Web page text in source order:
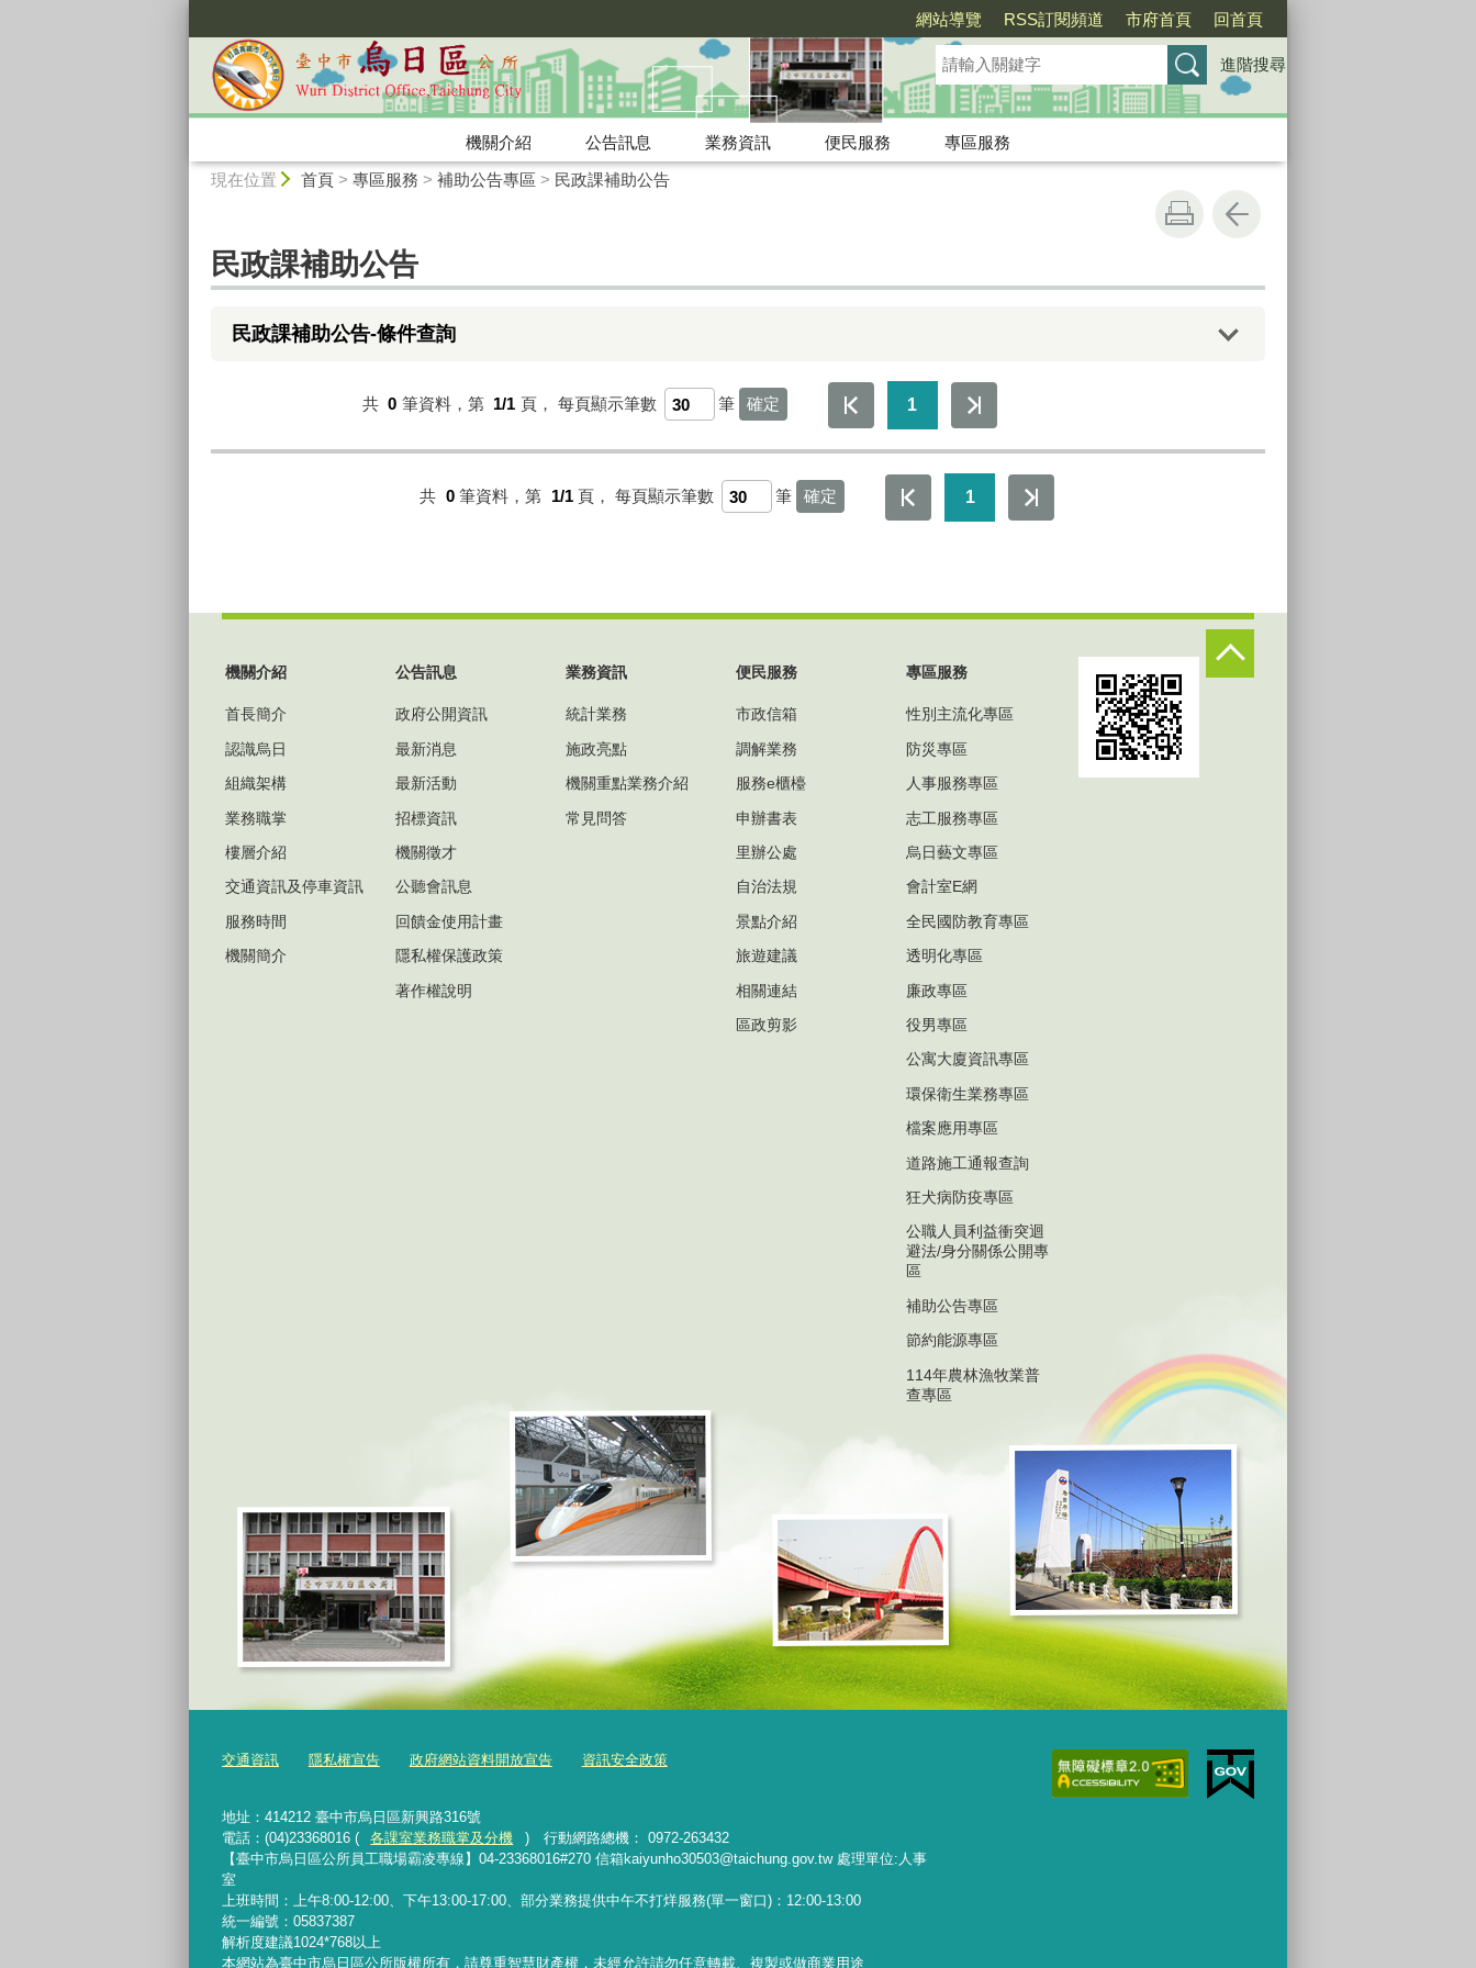
網站導覽 RSS訂閱頻道 市府首頁 回首頁
進階搜尋
機關介紹 公告訊息 業務資訊 便民服務
專區服務
現在位置 首頁> 專區服務 > 補助公告專區 > 民政課補助公告
民政課補助公告
民政課補助公告-條件查詢
共 0 筆資料，第 1/1 頁， 每頁顯示筆數 筆 1
共 0 筆資料，第 1/1 頁， 每頁顯示筆數 筆 1
機關介紹
首長簡介
認識烏日
組織架構
業務職掌
樓層介紹
交通資訊及停車資訊
服務時間
機關簡介
公告訊息
政府公開資訊
最新消息
最新活動
招標資訊
機關徵才
公聽會訊息
回饋金使用計畫
隱私權保護政策
著作權說明
業務資訊
統計業務
施政亮點
機關重點業務介紹
常見問答
便民服務
市政信箱
調解業務
服務e櫃檯
申辦書表
里辦公處
自治法規
景點介紹
旅遊建議
相關連結
區政剪影
專區服務
性別主流化專區
防災專區
人事服務專區
志工服務專區
烏日藝文專區
會計室E網
全民國防教育專區
透明化專區
廉政專區
役男專區
公寓大廈資訊專區
環保衛生業務專區
檔案應用專區
道路施工通報查詢
狂犬病防疫專區
公職人員利益衝突迴
避法/身分關係公開專
區
補助公告專區
節約能源專區
114年農林漁牧業普
查專區
交通資訊 隱私權宣告 政府網站資料開放宣告 資訊安全政策
地址：414212 臺中市烏日區新興路316號
電話：(04)23368016 (
各課室業務職掌及分機
) 行動網路總機： 0972-263432
【臺中市烏日區公所員工職場霸凌專線】04-23368016#270 信箱kaiyunho30503@taichung.gov.tw 處理單位:人事
室
上班時間：上午8:00-12:00、下午13:00-17:00、部分業務提供中午不打烊服務(單一窗口)：12:00-13:00
統一編號：05837387
解析度建議1024*768以上
本網站為臺中市烏日區公所版權所有，請尊重智慧財產權，未經允許請勿任意轉載、複製或做商業用途